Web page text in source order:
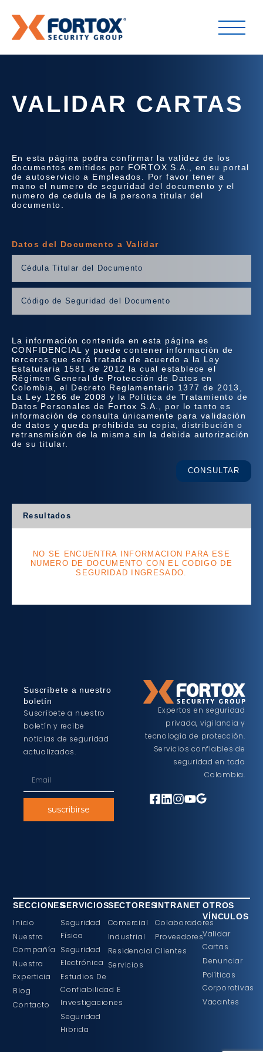
VALIDAR CARTAS
En esta página podra confirmar la validez de los
documentos emitidos por FORTOX S.A., en su portal
de autoservicio a Empleados. Por favor tener a
mano el numero de seguridad del documento y el
numero de cedula de la persona titular del
documento.
Datos del Documento a Validar
La información contenida en esta página es
CONFIDENCIAL y puede contener información de
terceros que será tratada de acuerdo a la Ley
Estatutaria 1581 de 2012 la cual establece el
Régimen General de Protección de Datos en
Colombia, el Decreto Reglamentario 1377 de 2013,
La Ley 1266 de 2008 y la Política de Tratamiento de
Datos Personales de Fortox S.A., por lo tanto es
información de consulta únicamente para validación
de datos y queda prohibida su copia, distribución o
retransmisión de la misma sin la debida autorización
de su titular.
CONSULTAR
Resultados
NO SE ENCUENTRA INFORMACION PARA ESE
NUMERO DE DOCUMENTO CON EL CODIGO DE
SEGURIDAD INGRESADO.
Suscríbete a nuestro
boletín
Suscríbete a nuestro
boletín y recibe
noticias de seguridad
actualizadas.
suscribirse
Expertos en seguridad
privada, vigilancia y
tecnología de protección.
Servicios confiables de
seguridad en toda
Colombia.
SECCIONES
Inicio
Nuestra
Compañía
Nuestra
Experticia
Blog
Contacto
SERVICIOS
Seguridad
Física
Seguridad
Electrónica
Estudios De
Confiabilidad E
Investigaciones
Seguridad
Hibrida
SECTORES
Comercial
Industrial
Residencial
Servicios
INTRANET
Colaboradores
Proveedores
Clientes
OTROS
VÍNCULOS
Validar
Cartas
Denunciar
Políticas
Corporativas
Vacantes